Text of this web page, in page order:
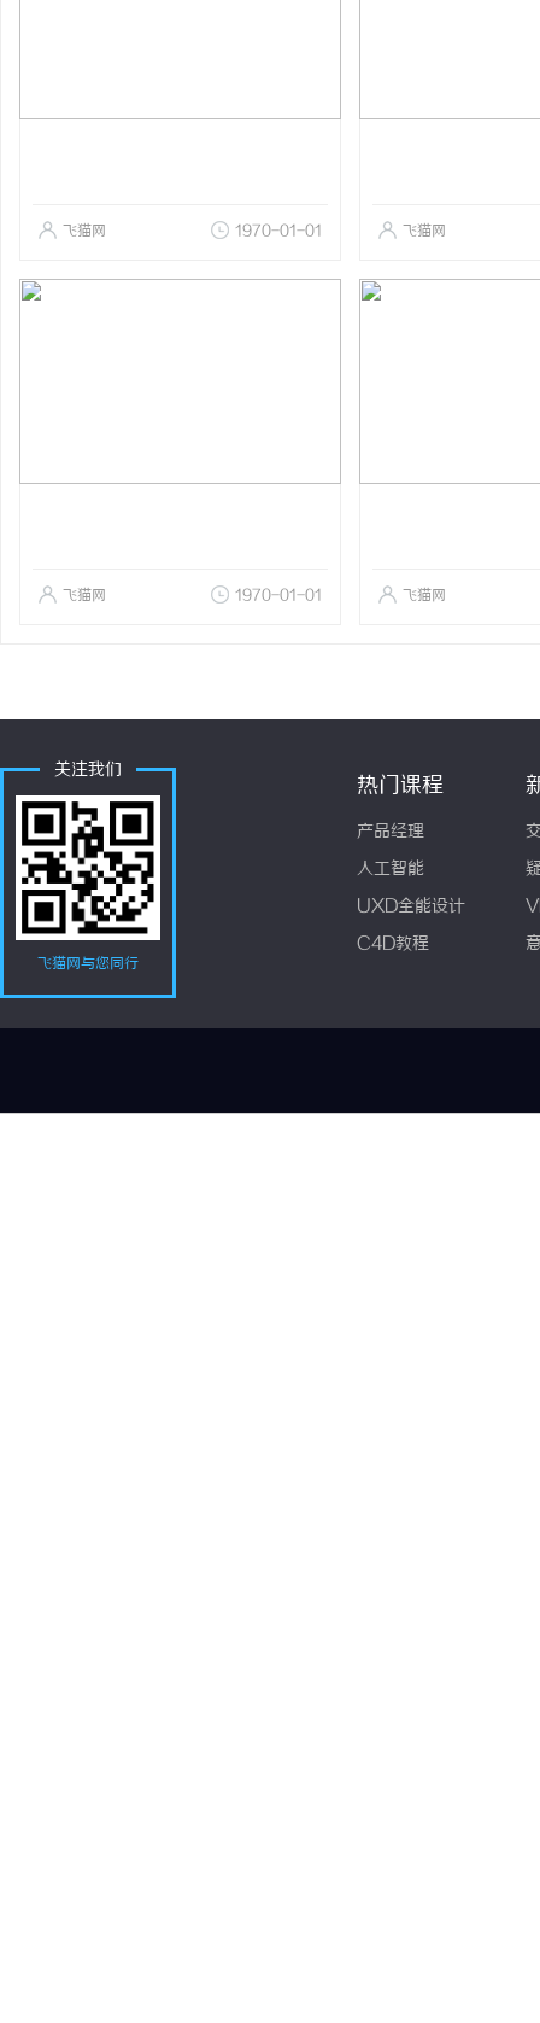
飞猫网 1970-01-01 飞猫网
飞猫网 1970-01-01 飞猫网
关注我们
飞猫网与您同行
热门课程
产品经理
人工智能
UXD全能设计
C4D教程